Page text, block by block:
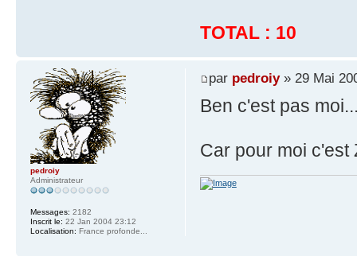
TOTAL : 10
par pedroiy» 29 Mai
Ben c'est pas
Car pour moi c'est
pedroiy
Administrateur
Messages: 2182
Inscrit le: 22 Jan 2004 23:12
Localisation: France profonde...